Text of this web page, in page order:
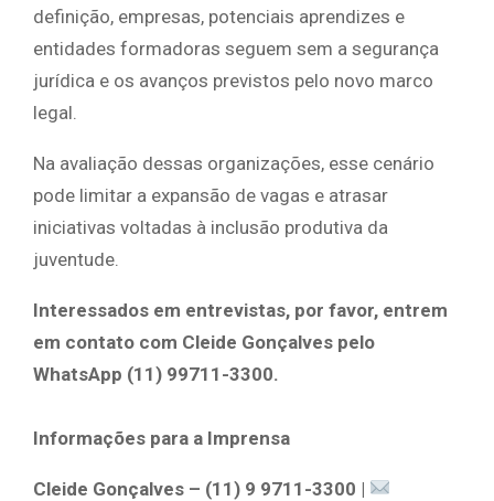
definição, empresas, potenciais aprendizes e
entidades formadoras seguem sem a segurança
jurídica e os avanços previstos pelo novo marco
legal.
Na avaliação dessas organizações, esse cenário
pode limitar a expansão de vagas e atrasar
iniciativas voltadas à inclusão produtiva da
juventude.
Interessados em entrevistas, por favor, entrem
em contato com Cleide Gonçalves pelo
WhatsApp (11) 99711-3300.
Informações para a Imprensa
Cleide Gonçalves – (11) 9 9711-3300 |